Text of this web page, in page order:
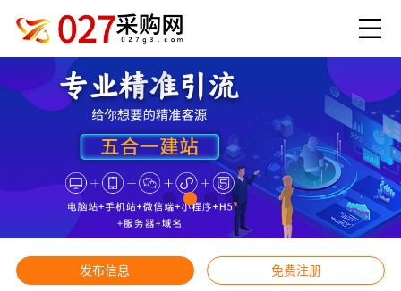
发布信息 免费注册